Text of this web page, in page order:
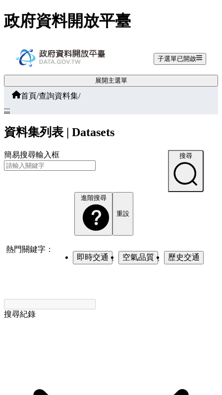
跳至主要內容
政府資料開放平臺
子選單已開啟
展開主選單
首頁/查詢資料集/
:::
資料集列表 | Datasets
簡易搜尋輸入框 搜尋
進階搜尋
重設
熱門關鍵字：
即時交通 、 空氣品質 、 歷史交通
搜尋紀錄